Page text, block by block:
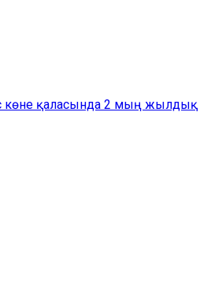
көне қаласында 2 мың жылдық